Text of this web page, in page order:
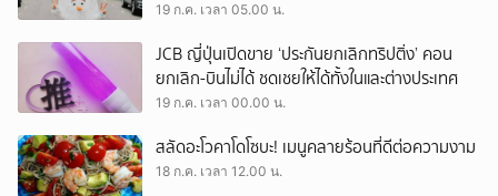
19 ก.ค. เวลา 05.00 น.
JCB ญี่ปุ่นเปิดขาย ‘ประกันยกเลิกทริปติ่ง’ คอน
ยกเลิก-บินไม่ได้ ชดเชยให้ได้ทั้งในและต่างประเทศ
19 ก.ค. เวลา 00.00 น.
สลัดอะโวคาโดโซบะ! เมนูคลายร้อนที่ดีต่อความงาม
18 ก.ค. เวลา 12.00 น.